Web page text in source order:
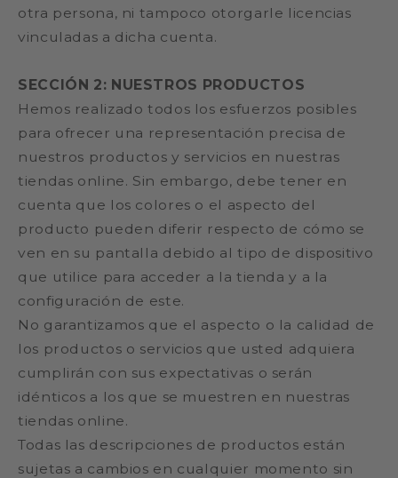
otra persona, ni tampoco otorgarle licencias
vinculadas a dicha cuenta.
SECCIÓN 2: NUESTROS PRODUCTOS
Hemos realizado todos los esfuerzos posibles
para ofrecer una representación precisa de
nuestros productos y servicios en nuestras
tiendas online. Sin embargo, debe tener en
cuenta que los colores o el aspecto del
producto pueden diferir respecto de cómo se
ven en su pantalla debido al tipo de dispositivo
que utilice para acceder a la tienda y a la
configuración de este.
No garantizamos que el aspecto o la calidad de
los productos o servicios que usted adquiera
cumplirán con sus expectativas o serán
idénticos a los que se muestren en nuestras
tiendas online.
Todas las descripciones de productos están
sujetas a cambios en cualquier momento sin